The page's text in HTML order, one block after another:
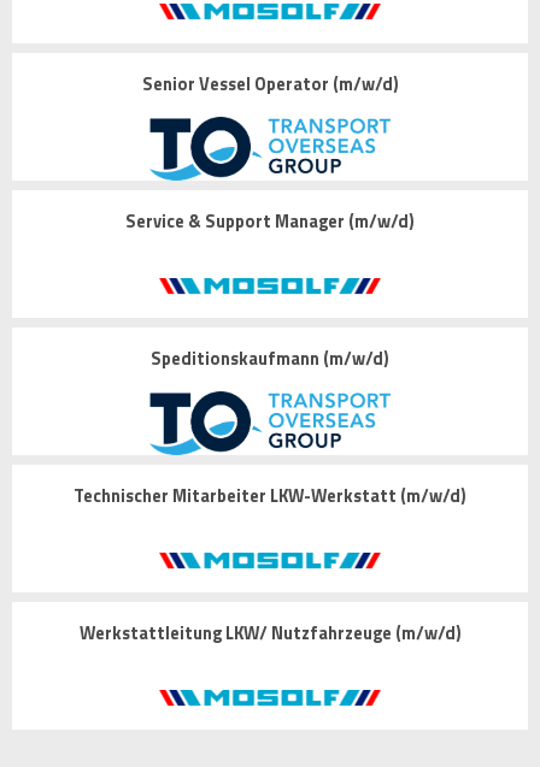
Senior Vessel Operator (m/w/d)
Service & Support Manager (m/w/d)
Speditionskaufmann (m/w/d)
Technischer Mitarbeiter LKW-Werkstatt (m/w/d)
Werkstattleitung LKW/ Nutzfahrzeuge (m/w/d)